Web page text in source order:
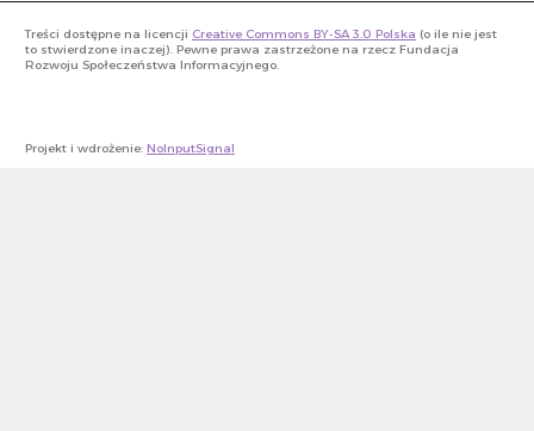
Treści dostępne na licencji Creative Commons BY-SA 3.0 Polska (o ile nie jest
to stwierdzone inaczej). Pewne prawa zastrzeżone na rzecz Fundacja
Rozwoju Społeczeństwa Informacyjnego.
Projekt i wdrożenie: NoInputSignal